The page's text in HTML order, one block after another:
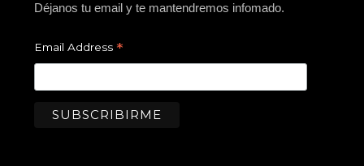
Déjanos tu email y te mantendremos infomado.
Email Address *